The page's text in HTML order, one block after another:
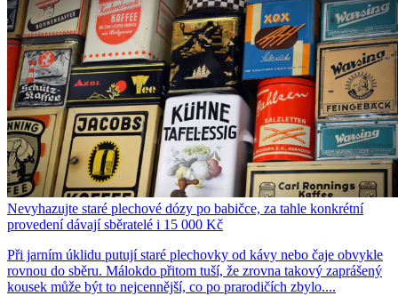
Nevyhazujte staré plechové dózy po babičce, za tahle konkrétní
provedení dávají sběratelé i 15 000 Kč
Při jarním úklidu putují staré plechovky od kávy nebo čaje obvykle
rovnou do sběru. Málokdo přitom tuší, že zrovna takový zaprášený
kousek může být to nejcennější, co po prarodičích zbylo....